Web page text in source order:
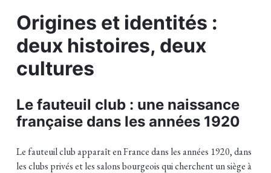
Origines et identités :
deux histoires, deux
cultures
Le fauteuil club : une naissance
française dans les années 1920
Le fauteuil club apparaît en France dans les années 1920, dans
les clubs privés et les salons bourgeois qui cherchent un siège à